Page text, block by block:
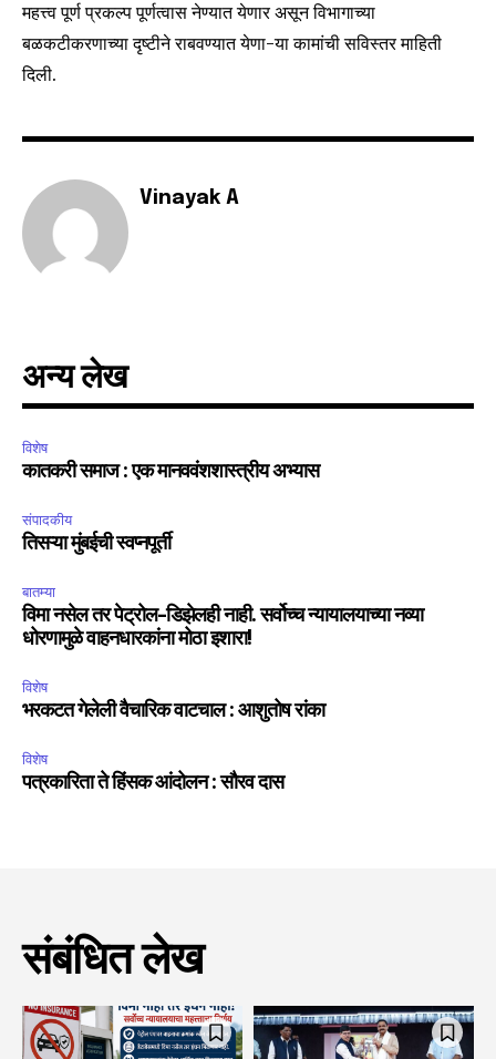
महत्त्व पूर्ण प्रकल्प पूर्णत्वास नेण्यात येणार असून विभागाच्या
बळकटीकरणाच्या दृष्टीने राबवण्यात येणा-या कामांची सविस्तर माहिती
दिली.
Vinayak A
अन्य लेख
विशेष
कातकरी समाज : एक मानववंशशास्त्रीय अभ्यास
संपादकीय
तिसऱ्या मुंबईची स्वप्नपूर्ती
बातम्या
विमा नसेल तर पेट्रोल-डिझेलही नाही. सर्वोच्च न्यायालयाच्या नव्या
धोरणामुळे वाहनधारकांना मोठा इशारा!
विशेष
भरकटत गेलेली वैचारिक वाटचाल : आशुतोष रांका
विशेष
पत्रकारिता ते हिंसक आंदोलन : सौरव दास
संबंधित लेख